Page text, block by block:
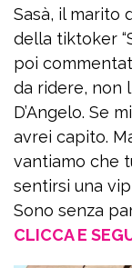
Sasà, il marito
della tiktoker
poi
da ridere, non
D’Angelo. Se
avrei capito.
vantiamo che
sentirsi una
Sono senza
CLICCA E